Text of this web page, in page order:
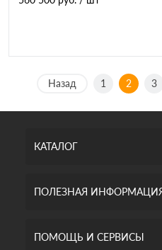
Назад 1 2 3
КАТАЛОГ
ПОЛЕЗНАЯ
ПОМОЩЬ И СЕРВИСЫ